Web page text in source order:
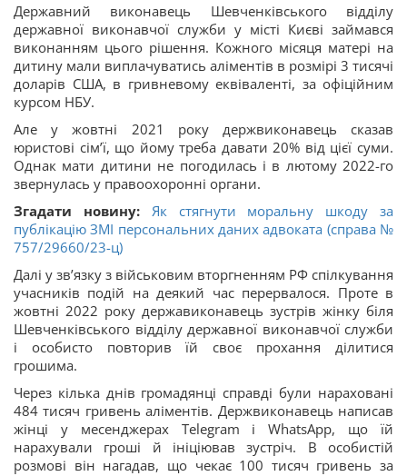
Державний виконавець Шевченківського відділу
державної виконавчої служби у місті Києві займався
виконанням цього рішення. Кожного місяця матері на
дитину мали виплачуватись аліментів в розмірі 3 тисячі
доларів США, в гривневому еквіваленті, за офіційним
курсом НБУ.
Але у жовтні 2021 року держвиконавець сказав
юристові сімʼї, що йому треба давати 20% від цієї суми.
Однак мати дитини не погодилась і в лютому 2022-го
звернулась у правоохоронні органи.
Згадати новину:
Як стягнути моральну шкоду за
публікацію ЗМІ персональних даних адвоката (справа №
757/29660/23-ц)
Далі у звʼязку з військовим вторгненням РФ спілкування
учасників подій на деякий час перервалося. Проте в
жовтні 2022 року державиконавець зустрів жінку біля
Шевченківського відділу державної виконавчої служби
і особисто повторив їй своє прохання ділитися
грошима.
Через кілька днів громадянці справді були нараховані
484 тисяч гривень аліментів. Держвиконавець написав
жінці у месенджерах Telegram і WhatsApp, що їй
нарахували гроші й ініціював зустріч. В особистій
розмові він нагадав, що чекає 100 тисяч гривень за